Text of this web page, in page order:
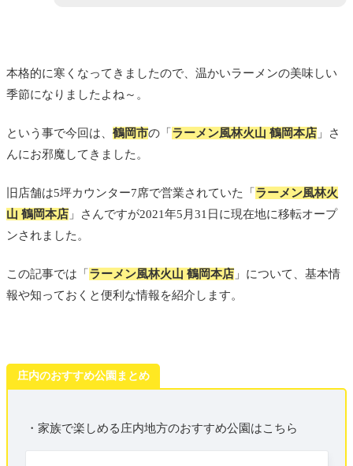
本格的に寒くなってきましたので、温かいラーメンの美味しい
季節になりましたよね～。
という事で今回は、 鶴岡市の「 ラーメン風林火山 鶴岡本店 」さ
んにお邪魔してきました。
旧店舗は5坪カウンター7席で営業されていた「 ラーメン風林火
山 鶴岡本店 」さんですが2021年5月31日に現在地に移転オープ
ンされました。
この記事では「 ラーメン風林火山 鶴岡本店 」について、基本情
報や知っておくと便利な情報を紹介します。
庄内のおすすめ公園まとめ
・家族で楽しめる庄内地方のおすすめ公園はこちら